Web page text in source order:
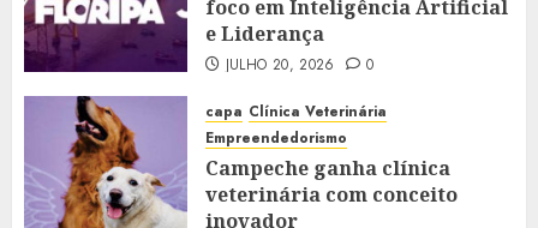
foco em Inteligência Artificial
e Liderança
JULHO 20, 2026 0
capa Clínica Veterinária
Empreendedorismo
Campeche ganha clínica
veterinária com conceito
inovador